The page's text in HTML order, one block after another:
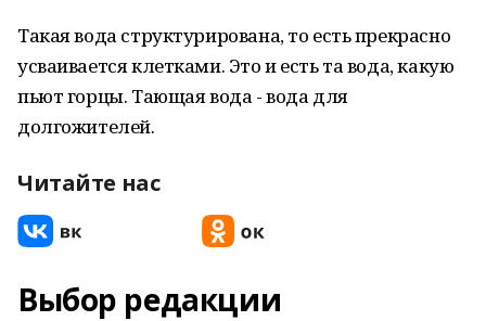
Такая вода структурирована, то есть прекрасно
усваивается клетками. Это и есть та вода, какую
пьют горцы. Тающая вода - вода для
долгожителей.
Читайте нас
Выбор редакции